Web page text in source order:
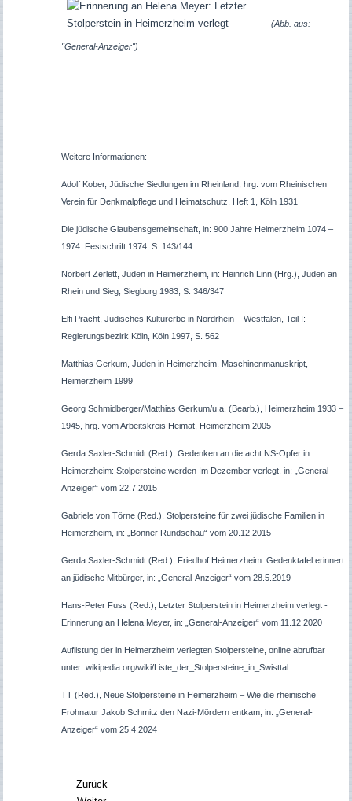
(Abb. aus:
"General-Anzeiger")
Weitere Informationen:
Adolf Kober, Jüdische Siedlungen im Rheinland, hrg. vom Rheinischen
Verein für Denkmalpflege und Heimatschutz, Heft 1, Köln 1931
Die jüdische Glaubensgemeinschaft, in: 900 Jahre Heimerzheim 1074 –
1974. Festschrift 1974, S. 143/144
Norbert Zerlett, Juden in Heimerzheim, in: Heinrich Linn (Hrg.), Juden an
Rhein und Sieg, Siegburg 1983, S. 346/347
Elfi Pracht, Jüdisches Kulturerbe in Nordrhein – Westfalen, Teil I:
Regierungsbezirk Köln, Köln 1997, S. 562
Matthias Gerkum, Juden in Heimerzheim, Maschinenmanuskript,
Heimerzheim 1999
Georg Schmidberger/Matthias Gerkum/u.a. (Bearb.), Heimerzheim 1933 –
1945, hrg. vom Arbeitskreis Heimat, Heimerzheim 2005
Gerda Saxler-Schmidt (Red.), Gedenken an die acht NS-Opfer in
Heimerzheim: Stolpersteine werden Im Dezember verlegt, in: „General-
Anzeiger“ vom 22.7.2015
Gabriele von Törne (Red.), Stolpersteine für zwei jüdische Familien in
Heimerzheim, in: „Bonner Rundschau“ vom 20.12.2015
Gerda Saxler-Schmidt (Red.), Friedhof Heimerzheim. Gedenktafel erinnert
an jüdische Mitbürger, in: „General-Anzeiger“ vom 28.5.2019
Hans-Peter Fuss (Red.), Letzter Stolperstein in Heimerzheim verlegt -
Erinnerung an Helena Meyer, in: „General-Anzeiger“ vom 11.12.2020
Auflistung der in Heimerzheim verlegten Stolpersteine, online abrufbar
unter: wikipedia.org/wiki/Liste_der_Stolpersteine_in_Swisttal
TT (Red.), Neue Stolpersteine in Heimerzheim – Wie die rheinische
Frohnatur Jakob Schmitz den Nazi-Mördern entkam, in: „General-
Anzeiger“ vom 25.4.2024
Zurück